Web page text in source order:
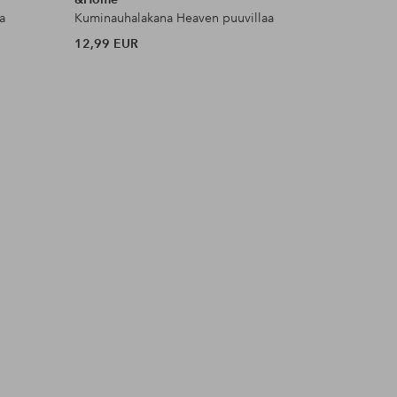
Kuminauhalakana Heaven puuvillaa
12,99 EUR